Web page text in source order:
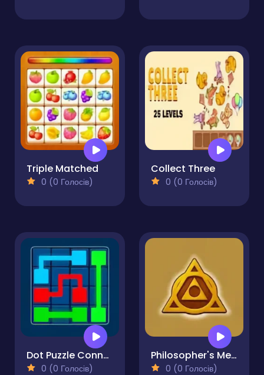
Triple Matched
0 (0 Голосів)
Collect Three
0 (0 Голосів)
Dot Puzzle Connect the Dots
0 (0 Голосів)
Philosopher's Merge
0 (0 Голосів)